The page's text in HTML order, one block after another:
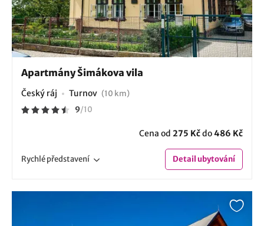
Apartmány Šimákova vila
Český ráj Turnov (10 km)
9/10
Cena od 275 Kčdo486 Kč
Rychlépředstavení Detailubytování